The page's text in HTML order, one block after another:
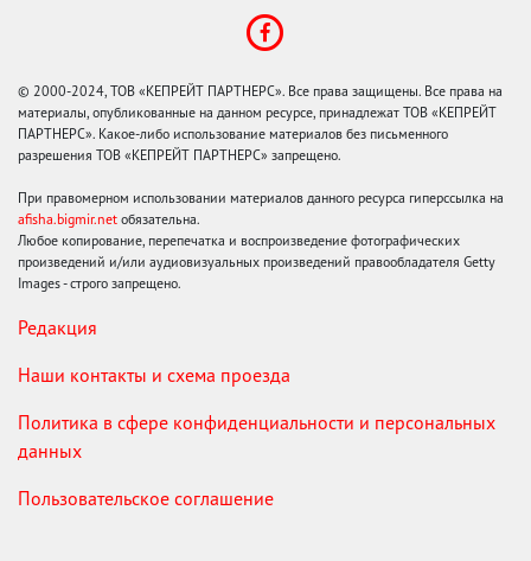
© 2000-2024, ТОВ «КЕПРЕЙТ ПАРТНЕРС». Все права защищены. Все права на
материалы, опубликованные на данном ресурсе, принадлежат ТОВ «КЕПРЕЙТ
ПАРТНЕРС». Какое-либо использование материалов без письменного
разрешения ТОВ «КЕПРЕЙТ ПАРТНЕРС» запрещено.
При правомерном использовании материалов данного ресурса гиперссылка на
afisha.bigmir.net обязательна.
Любое копирование, перепечатка и воспроизведение фотографических
произведений и/или аудиовизуальных произведений правообладателя Getty
Images - строго запрещено.
Редакция
Наши контакты и схема проезда
Политика в сфере конфиденциальности и персональных
данных
Пользовательское соглашение